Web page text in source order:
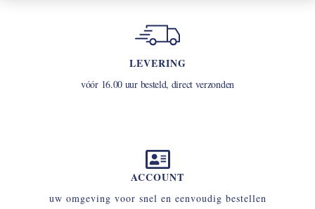
LEVERING
vóór 16.00 uur besteld, direct verzonden
ACCOUNT
uw omgeving voor snel en eenvoudig bestellen